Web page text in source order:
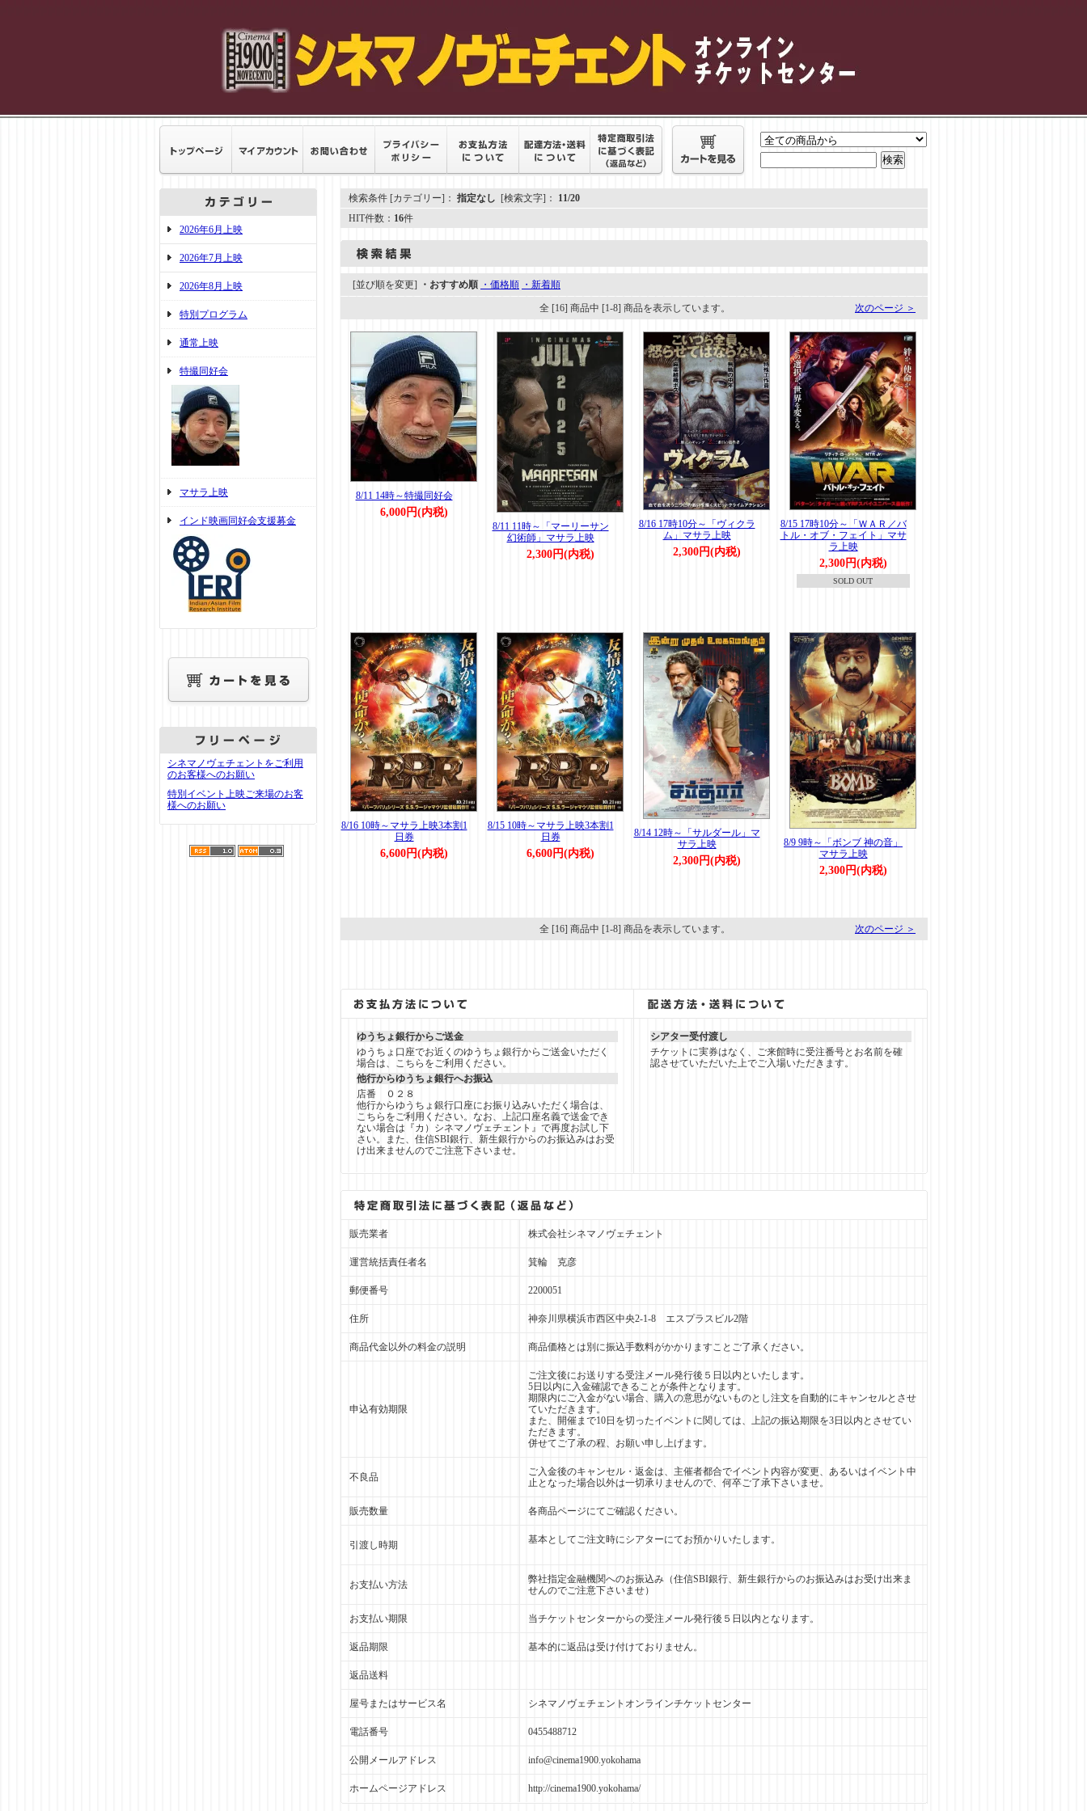
2026年6月上映
2026年7月上映
2026年8月上映
特別プログラム
通常上映
特撮同好会
マサラ上映
インド映画同好会支援募金
シネマノヴェチェントをご利用
のお客様へのお願い
特別イベント上映ご来場のお客
様へのお願い
検索条件 [カテゴリー]： 指定なし [検索文字]： 11/20
HIT件数： 16件
[並び順を変更] ・おすすめ順 ・価格順 ・新着順
全 [16] 商品中 [1-8] 商品を表示しています。 次のページ ＞
8/11 14時～特撮同好会
6,000円(内税)
8/11 11時～「マーリーサン
幻術師」マサラ上映
2,300円(内税)
8/16 17時10分～「ヴィクラ
ム」マサラ上映
2,300円(内税)
8/15 17時10分～「ＷＡＲ／バ
トル・オブ・フェイト」マサ
ラ上映
2,300円(内税)
SOLD OUT
8/16 10時～マサラ上映3本割1
日券
6,600円(内税)
8/15 10時～マサラ上映3本割1
日券
6,600円(内税)
8/14 12時～「サルダール」マ
サラ上映
2,300円(内税)
8/9 9時～「ボンブ 神の音」
マサラ上映
2,300円(内税)
全 [16] 商品中 [1-8] 商品を表示しています。 次のページ ＞
ゆうちょ銀行からご送金
ゆうちょ口座でお近くのゆうちょ銀行からご送金いただく
場合は、こちらをご利用ください。
他行からゆうちょ銀行へお振込
店番 ０２８
他行からゆうちょ銀行口座にお振り込みいただく場合は、
こちらをご利用ください。なお、上記口座名義で送金でき
ない場合は『カ）シネマノヴェチェント』で再度お試し下
さい。また、住信SBI銀行、新生銀行からのお振込みはお受
け出来ませんのでご注意下さいませ。
シアター受付渡し
チケットに実券はなく、ご来館時に受注番号とお名前を確
認させていただいた上でご入場いただきます。
販売業者 株式会社シネマノヴェチェント
運営統括責任者名 箕輪 克彦
郵便番号 2200051
住所 神奈川県横浜市西区中央2-1-8 エスプラスビル2階
商品代金以外の料金の説明 商品価格とは別に振込手数料がかかりますことご了承ください。
申込有効期限
ご注文後にお送りする受注メール発行後５日以内といたします。
5日以内に入金確認できることが条件となります。
期限内にご入金がない場合、購入の意思がないものとし注文を自動的にキャンセルとさせ
ていただきます。
また、開催まで10日を切ったイベントに関しては、上記の振込期限を3日以内とさせてい
ただきます。
併せてご了承の程、お願い申し上げます。
不良品
ご入金後のキャンセル・返金は、主催者都合でイベント内容が変更、あるいはイベント中
止となった場合以外は一切承りませんので、何卒ご了承下さいませ。
販売数量 各商品ページにてご確認ください。
引渡し時期 基本としてご注文時にシアターにてお預かりいたします。
お支払い方法
弊社指定金融機関へのお振込み（住信SBI銀行、新生銀行からのお振込みはお受け出来ま
せんのでご注意下さいませ）
お支払い期限 当チケットセンターからの受注メール発行後５日以内となります。
返品期限 基本的に返品は受け付けておりません。
返品送料
屋号またはサービス名 シネマノヴェチェントオンラインチケットセンター
電話番号 0455488712
公開メールアドレス info@cinema1900.yokohama
ホームページアドレス http://cinema1900.yokohama/